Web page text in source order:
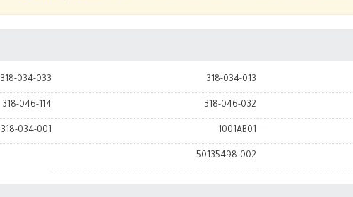
318-034-013
318-034-033
318-046-032
318-046-114
1001AB01
318-034-001
50135498-002